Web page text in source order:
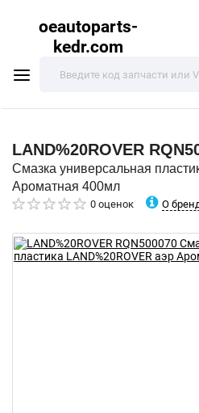
oeautoparts-
kedr.com
LAND%20ROVER
Смазка универсальная
Ароматная 400мл
0 оценок О